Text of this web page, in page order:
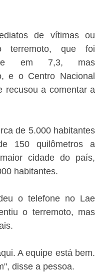
de vítimas ou
terremoto, que foi
em 7,3, mas
e o Centro Nacional
recusou a comentar a
de 5.000 habitantes
150 quilômetros a
cidade do país,
habitantes.
o telefone no Lae
o terremoto, mas
A equipe está bem.
disse a pessoa.